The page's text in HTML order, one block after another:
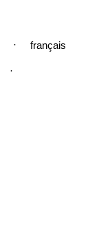
· français
·